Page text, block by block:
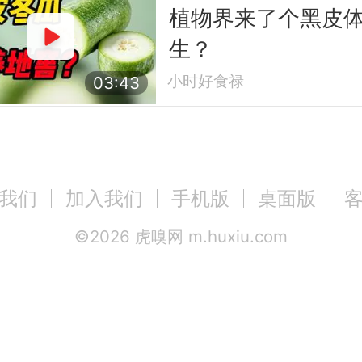
03:43
植物界来了个黑皮
生？
小时好食禄
们 加入我们 手机版 桌面版
©2026 虎嗅网 m.huxiu.com